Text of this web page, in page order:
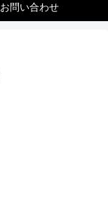
お問い合わせ